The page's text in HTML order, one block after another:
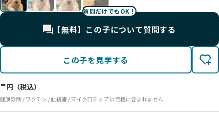
質問だけでもOK！
【無料】この子について質問する
この子を見学する
-円（税込）
健康診断 / ワクチン / 血統書 / マイクロチップ は価格に含まれません